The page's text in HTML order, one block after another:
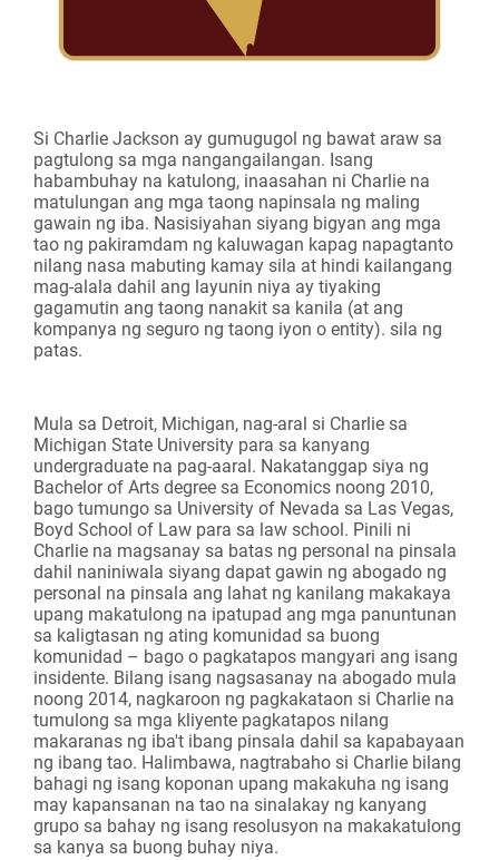
Si Charlie Jackson ay gumugugol ng bawat araw sa
pagtulong sa mga nangangailangan. Isang
habambuhay na katulong, inaasahan ni Charlie na
matulungan ang mga taong napinsala ng maling
gawain ng iba. Nasisiyahan siyang bigyan ang mga
tao ng pakiramdam ng kaluwagan kapag napagtanto
nilang nasa mabuting kamay sila at hindi kailangang
mag-alala dahil ang layunin niya ay tiyaking
gagamutin ang taong nanakit sa kanila (at ang
kompanya ng seguro ng taong iyon o entity). sila ng
patas.
Mula sa Detroit, Michigan, nag-aral si Charlie sa
Michigan State University para sa kanyang
undergraduate na pag-aaral. Nakatanggap siya ng
Bachelor of Arts degree sa Economics noong 2010,
bago tumungo sa University of Nevada sa Las Vegas,
Boyd School of Law para sa law school. Pinili ni
Charlie na magsanay sa batas ng personal na pinsala
dahil naniniwala siyang dapat gawin ng abogado ng
personal na pinsala ang lahat ng kanilang makakaya
upang makatulong na ipatupad ang mga panuntunan
sa kaligtasan ng ating komunidad sa buong
komunidad – bago o pagkatapos mangyari ang isang
insidente. Bilang isang nagsasanay na abogado mula
noong 2014, nagkaroon ng pagkakataon si Charlie na
tumulong sa mga kliyente pagkatapos nilang
makaranas ng iba't ibang pinsala dahil sa kapabayaan
ng ibang tao. Halimbawa, nagtrabaho si Charlie bilang
bahagi ng isang koponan upang makakuha ng isang
may kapansanan na tao na sinalakay ng kanyang
grupo sa bahay ng isang resolusyon na makakatulong
sa kanya sa buong buhay niya.